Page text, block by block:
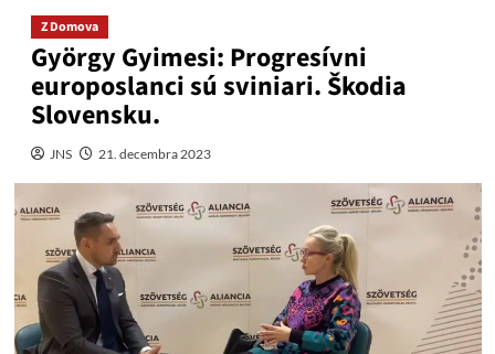
Z Domova
György Gyimesi: Progresívni
europoslanci sú sviniari. Škodia
Slovensku.
JNS 21. decembra 2023